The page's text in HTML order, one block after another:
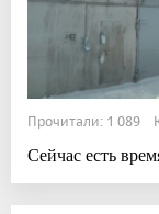
Прочитали: 1 089
Сейчас есть